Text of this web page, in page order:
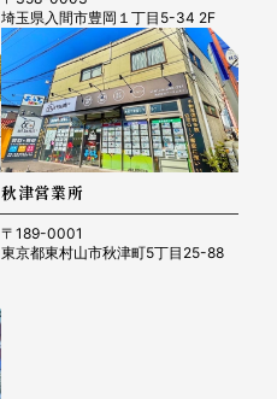
埼玉県入間市豊岡１丁目5-34 2F
秋津営業所
〒189-0001
東京都東村山市秋津町5丁目25-88